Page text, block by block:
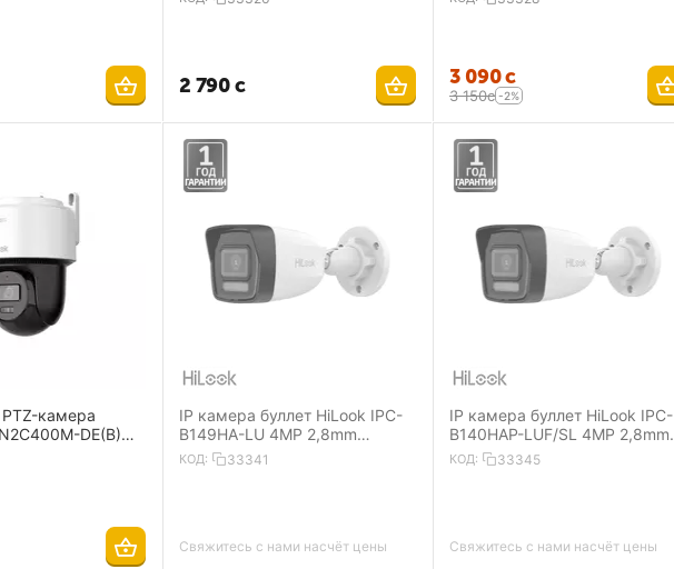
2 790с
Mic Dual Light MD 2.0
3 090с
3 150с -2%
камера
DE(B)
IP66
IP камера буллет HiLook IPC-
B149HA-LU 4MP 2,8mm
2560×1440 IP67 IR30 m PoE
Mic Dual Light MD 2.0 ColorVu
КОД: 33341
Свяжитесь с нами насчёт цены
IP камера буллет HiLook IPC-
B140HAP-LUF/SL 4MP 2,8mm
2560×1440 IP67 IR30 m PoE
Mic Speaker Dual Light MD 2.0
КОД: 33345
Свяжитесь с нами насчёт цены